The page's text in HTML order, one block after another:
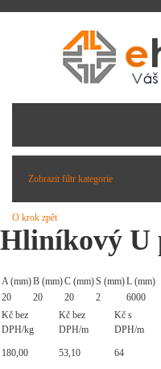
Zobrazit filtr kategorie
O krok zpět
Hliníkový U
A (mm)B (mm)C (mm)S (mm)L (mm)
20
20 20 2
6000
Kč bez
DPH/kg
Kč bez
DPH/m
Kč s
DPH/m
180,00 53,10 64